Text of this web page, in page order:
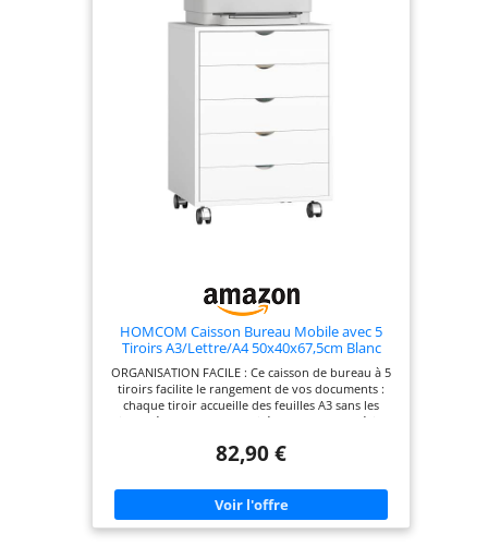
HOMCOM Caisson Bureau Mobile avec 5
Tiroirs A3/Lettre/A4 50x40x67,5cm Blanc
ORGANISATION FACILE : Ce caisson de bureau à 5
tiroirs facilite le rangement de vos documents :
chaque tiroir accueille des feuilles A3 sans les
plier, préservant leur qualité. Le plateau supérieur
imprimante. MOBILITÉ FLUIDE ET VERROUILLAGE
revêtement synthétique, ce caisson de bureau se
déplace en silence et sans effort. Les deux roues
verrouillables garantissent une stabilité optimale,
maintenant le meuble là où vous en avez besoin.
82,90 €